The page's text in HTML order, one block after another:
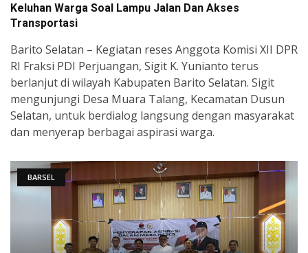
Keluhan Warga Soal Lampu Jalan Dan Akses
Transportasi
Barito Selatan – Kegiatan reses Anggota Komisi XII DPR
RI Fraksi PDI Perjuangan, Sigit K. Yunianto terus
berlanjut di wilayah Kabupaten Barito Selatan. Sigit
mengunjungi Desa Muara Talang, Kecamatan Dusun
Selatan, untuk berdialog langsung dengan masyarakat
dan menyerap berbagai aspirasi warga.
BARSEL